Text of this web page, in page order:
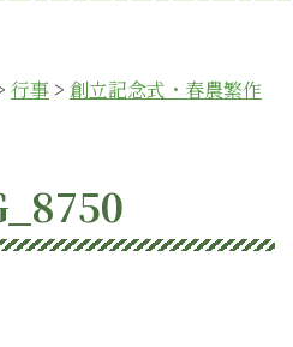
行事 > 創立記念式・春農繁作